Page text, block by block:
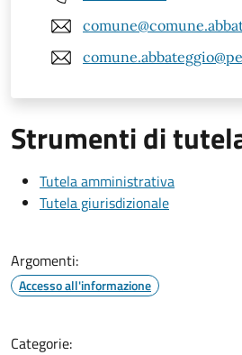
Strumenti di
Tutela amministrativa
Tutela giurisdizionale
Argomenti:
Accesso all'informazione
Categorie: